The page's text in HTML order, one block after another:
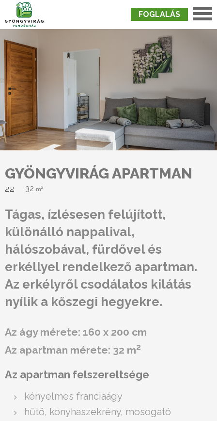
FOGLALÁS
Nyitólap
GYÖNGYVIRÁG APARTMAN
32 m2
Tágas, ízlésesen felújított,
különálló nappalival,
hálószobával, fürdővel és
erkéllyel rendelkező apartman.
Az erkélyről csodálatos kilátás
nyílik a kőszegi hegyekre.
Az ágy mérete: 160 x 200 cm
Az apartman mérete: 32 m2
Az apartman felszereltsége
kényelmes franciaágy
hűtő, konyhaszekrény, mosogató